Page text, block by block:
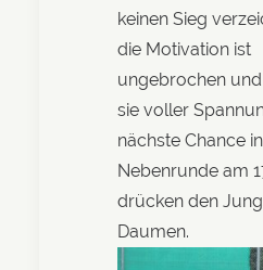
keinen Sieg
die Motivation ist
ungebrochen
sie voller
nächste Chance
Nebenrunde am
drücken den
Daumen.